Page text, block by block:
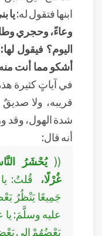
ابنها فتقول له:يا
وعاءً، وحجري
اليوم؟ فيقول
أشكو مما أنت
في آياتٍ كثيرة
قريبه، ولا
شدة الهول، وقد
أنه قال:
(( يُحْشَرُ
غُرْلًا،
قُلتُ:
جَمِيعًا يَنْظُرُ
عليه وسلَّمَ: يا
بَعْضُهُمْ إلى